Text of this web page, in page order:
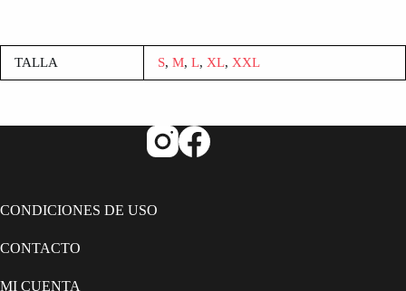
TALLA S, M, L, XL, XXL
CONDICIONES DE USO
CONTACTO
MI CUENTA